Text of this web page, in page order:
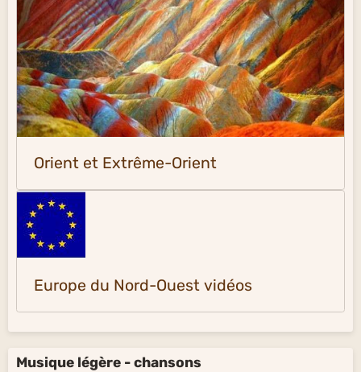
Orient et Extrême-Orient
Europe du Nord-Ouest vidéos
Musique légère - chansons